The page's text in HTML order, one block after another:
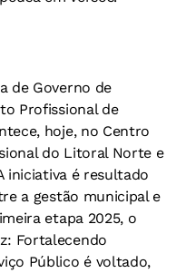
de Governo de
Profissional de
hoje, no Centro
do Litoral Norte e
iniciativa é resultado
a gestão municipal e
etapa 2025, o
Fortalecendo
Público é voltado,